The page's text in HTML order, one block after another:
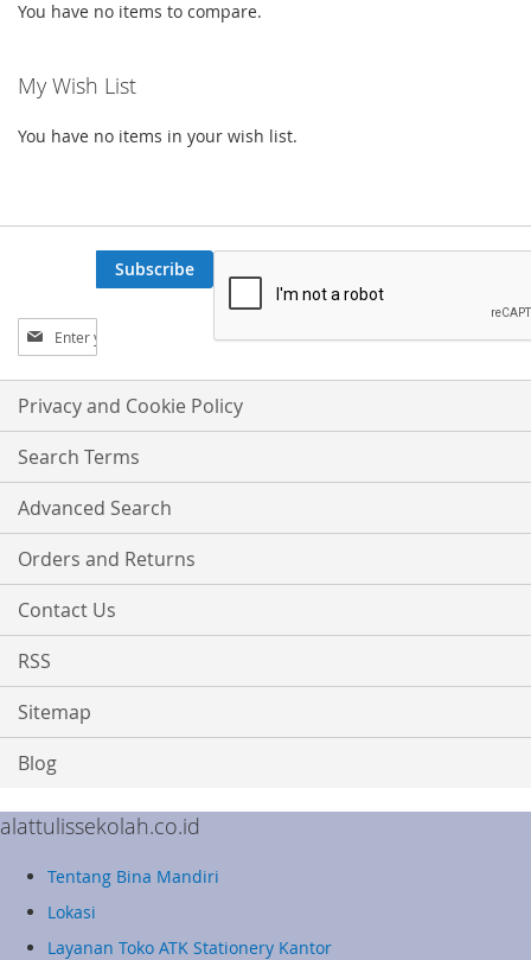
You have no items to compare.
My Wish List
You have no items in your wish list.
Sign
Up
for
Our
Newsletter:
Subscribe
Privacy and Cookie Policy
Search Terms
Advanced Search
Orders and Returns
Contact Us
RSS
Sitemap
Blog
alattulissekolah.co.id
Tentang Bina Mandiri
Lokasi
Layanan Toko ATK Stationery Kantor